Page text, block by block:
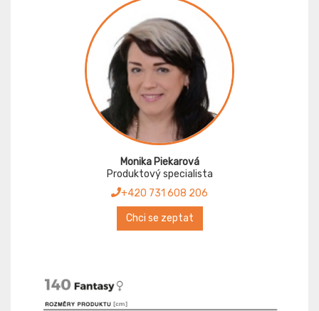
Monika Piekarová
Produktový specialista
+420 731 608 206
Chci se zeptat